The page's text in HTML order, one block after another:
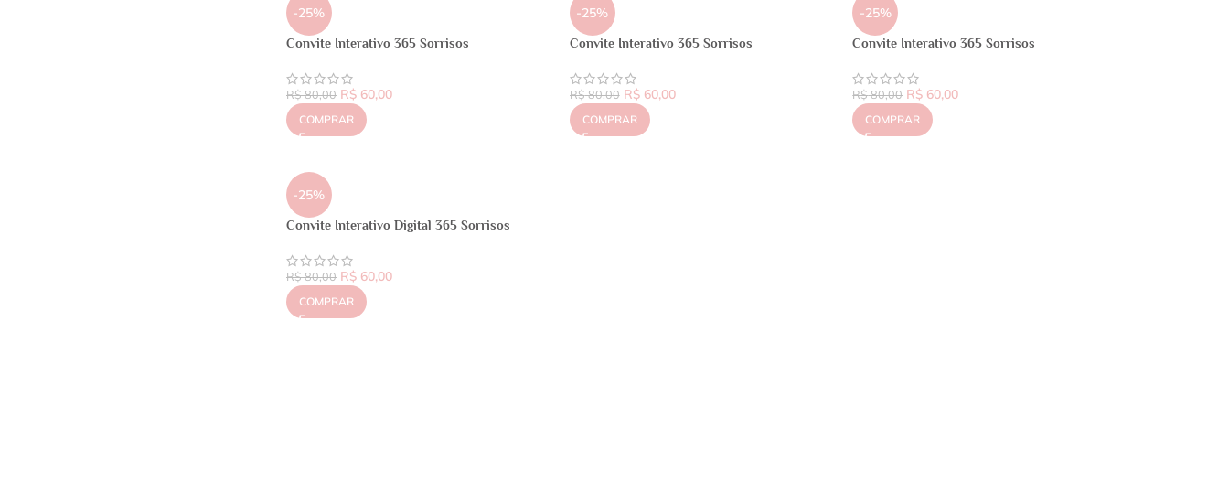
-25%
Convite Interativo 365 Sorrisos
R$80,00 R$60,00
COMPRAR
-25%
Convite Interativo 365 Sorrisos
R$80,00 R$60,00
COMPRAR
-25%
Convite Interativo 365 Sorrisos
R$80,00 R$ 60,00
COMPRAR
-25%
Convite Interativo Digital 365 Sorrisos
R$80,00 R$60,00
COMPRAR